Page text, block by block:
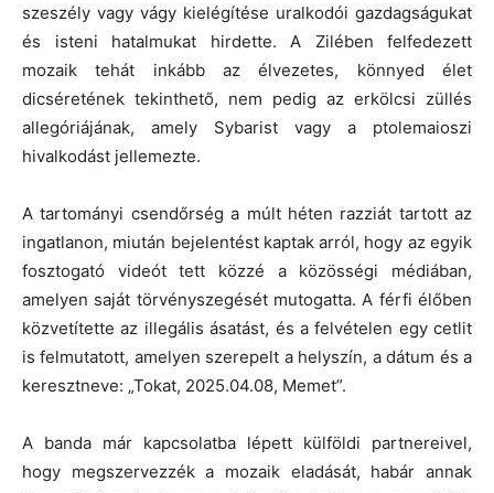
szeszély vagy vágy kielégítése uralkodói gazdagságukat
és isteni hatalmukat hirdette. A Zilében felfedezett
mozaik tehát inkább az élvezetes, könnyed élet
dicséretének tekinthető, nem pedig az erkölcsi züllés
allegóriájának, amely Sybarist vagy a ptolemaioszi
hivalkodást jellemezte.
A tartományi csendőrség a múlt héten razziát tartott az
ingatlanon, miután bejelentést kaptak arról, hogy az egyik
fosztogató videót tett közzé a közösségi médiában,
amelyen saját törvényszegését mutogatta. A férfi élőben
közvetítette az illegális ásatást, és a felvételen egy cetlit
is felmutatott, amelyen szerepelt a helyszín, a dátum és a
keresztneve: „Tokat, 2025.04.08, Memet”.
A banda már kapcsolatba lépett külföldi partnereivel,
hogy megszervezzék a mozaik eladását, habár annak